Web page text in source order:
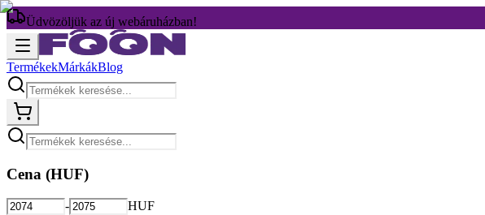
Üdvözöljük az új webáruházban!
TermékekMárkákBlog
Cena (HUF)
- HUF